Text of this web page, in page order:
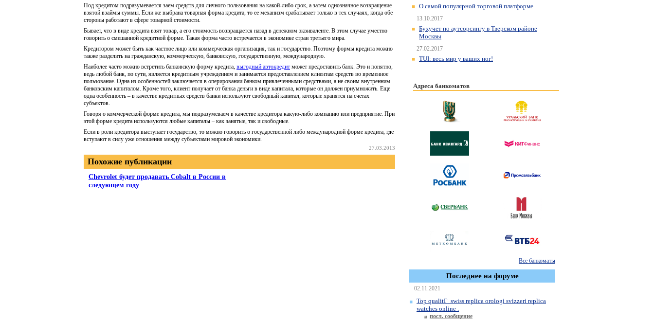
Под кредитом подразумевается заем средств для личного пользования на какой-либо срок, а затем однозначное возвращение
взятой взаймы суммы. Если же выбрана товарная форма кредита, то ее механизм срабатывает только в тех случаях, когда обе
стороны работают в сфере товарной стоимости.
Бывает, что в виде кредита взят товар, а его стоимость возвращается назад в денежном эквиваленте. В этом случае уместно
говорить о смешанной кредитной форме. Такая форма часто встречается в экономике стран третьего мира.
Кредитором может быть как частное лицо или коммерческая организация, так и государство. Поэтому формы кредита можно
также разделить на гражданскую, коммерческую, банковскую, государственную, международную.
Наиболее часто можно встретить банковскую форму кредита, выгодный автокредит может предоставить банк. Это и понятно,
ведь любой банк, по сути, является кредитным учреждением и занимается предоставлением клиентам средств во временное
пользование. Одна из особенностей заключается в оперировании банком привлеченными средствами, а не своим внутренним
банковским капиталом. Кроме того, клиент получает от банка деньги в виде капитала, которые он должен приумножить. Еще
одна особенность – в качестве кредитных средств банки используют свободный капитал, которые хранятся на счетах
субъектов.
Говоря о коммерческой форме кредита, мы подразумеваем в качестве кредитора какую-либо компанию или предприятие. При
этой форме кредита используются любые капиталы – как занятые, так и свободные.
Если в роли кредитора выступает государство, то можно говорить о государственной либо международной форме кредита, где
вступают в силу уже отношения между субъектами мировой экономики.
27.03.2013
Похожие публикации
Chevrolet будет продавать Cobalt в России в
следующем году
О самой популярной торговой платформе
13.10.2017
Бухучет по аутсорсингу в Тверском районе
Москвы
27.02.2017
TUI: весь мир у ваших ног!
Адреса банкоматов
Все банкоматы
Последнее на форуме
02.11.2021
Top qualitГ swiss replica orologi svizzeri replica
watches online .
посл. сообщение